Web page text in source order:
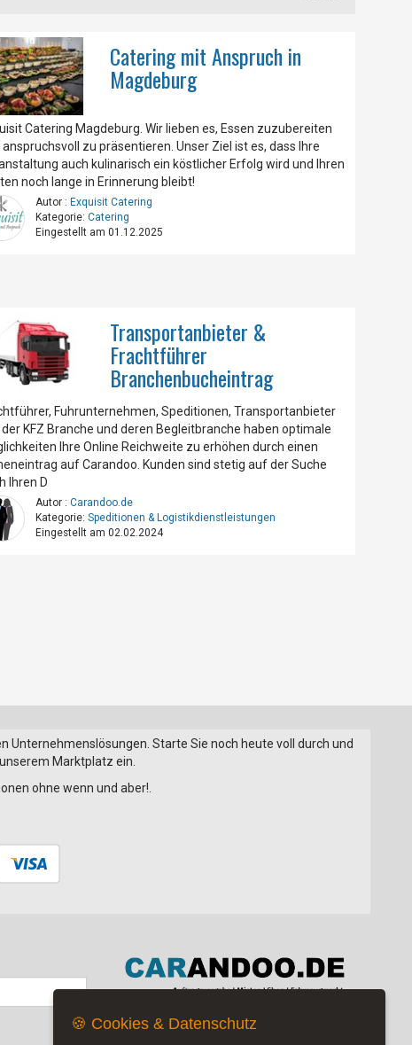
Catering mit Anspruch in
Magdeburg
Catering Magdeburg. Wir lieben es, Essen zuzubereiten
anspruchsvoll zu präsentieren. Unser Ziel ist es, dass Ihre
auch kulinarisch ein köstlicher Erfolg wird und Ihren
noch lange in Erinnerung bleibt!
Autor : Exquisit Catering
Kategorie: Catering
Eingestellt am 01.12.2025
Transportanbieter &
Frachtführer
Branchenbucheintrag
Fuhrunternehmen, Speditionen, Transportanbieter
KFZ Branche und deren Begleitbranche haben optimale
Ihre Online Reichweite zu erhöhen durch einen
auf Carandoo. Kunden sind stetig auf der Suche
Ihren D
Autor : Carandoo.de
Kategorie: Speditionen & Logistikdienstleistungen
Eingestellt am 02.02.2024
Unternehmenslösungen. Starte Sie noch heute voll durch und
Marktplatz ein.
ohne wenn und aber!.
🍪 Cookies & Datenschutz